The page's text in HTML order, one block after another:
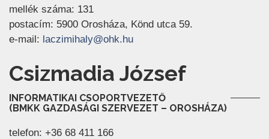
mellék száma: 131
postacím: 5900 Orosháza, Könd utca 59.
e-mail: laczimihaly@ohk.hu(új ablakban nyílik meg)
Csizmadia József
INFORMATIKAI CSOPORTVEZETŐ
(BMKK GAZDASÁGI SZERVEZET – OROSHÁZA)
telefon: +36 68 411 166